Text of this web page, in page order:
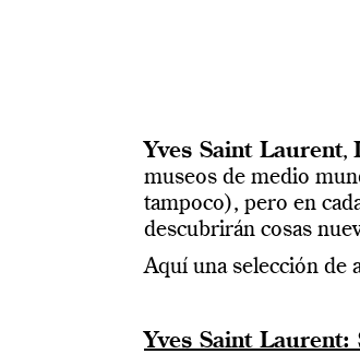
Yves Saint Laurent,
museos de medio
tampoco), pero en
descubrirán cosas
Aquí una selección de
Yves Saint